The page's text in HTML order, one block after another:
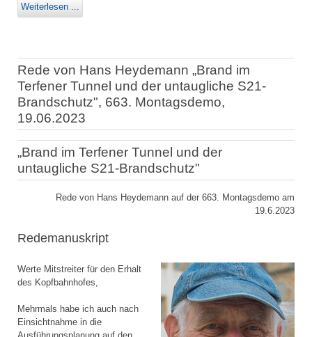
Weiterlesen ...
Rede von Hans Heydemann „Brand im
Terfener Tunnel und der untaugliche S21-
Brandschutz", 663. Montagsdemo,
19.06.2023
„Brand im Terfener Tunnel und der
untaugliche S21-Brandschutz"
Rede von Hans Heydemann auf der 663. Montagsdemo am
19.6.2023
Redemanuskript
Werte Mitstreiter für den Erhalt
des Kopfbahnhofes,
Mehrmals habe ich auch nach
Einsichtnahme in die